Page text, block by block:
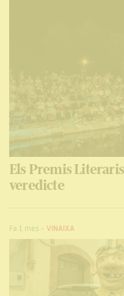
Els Premis
veredicte
Fa 1 mes - VINAIXA